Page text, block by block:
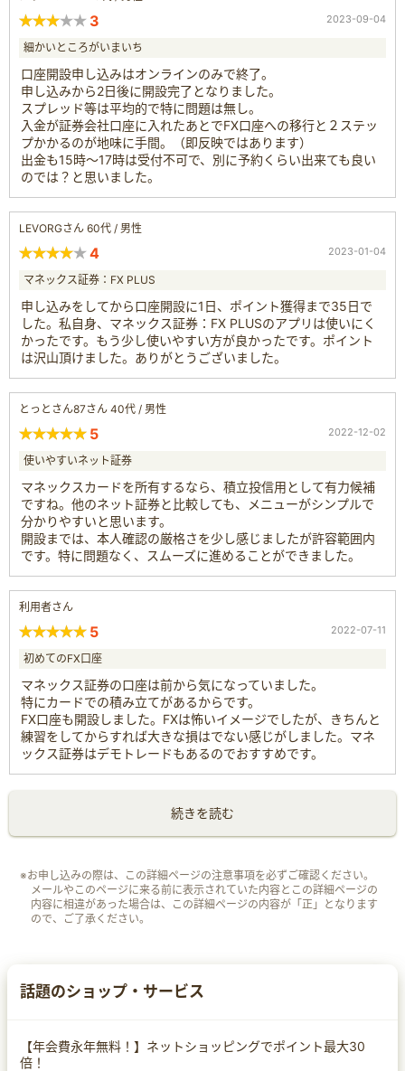
3 2023-09-04
細かいところがいまいち
口座開設申し込みはオンラインのみで終了。
申し込みから2日後に開設完了となりました。
スプレッド等は平均的で特に問題は無し。
入金が証券会社口座に入れたあとでFX口座への移行と２ステッ
プかかるのが地味に手間。（即反映ではあります）
出金も15時～17時は受付不可で、別に予約くらい出来ても良い
のでは？と思いました。
LEVORGさん 60代 / 男性
4 2023-01-04
マネックス証券：FX PLUS
申し込みをしてから口座開設に1日、ポイント獲得まで35日で
した。私自身、マネックス証券：FX PLUSのアプリは使いにく
かったです。もう少し使いやすい方が良かったです。ポイント
は沢山頂けました。ありがとうございました。
とっとさん87さん 40代 / 男性
5 2022-12-02
使いやすいネット証券
マネックスカードを所有するなら、積立投信用として有力候補
ですね。他のネット証券と比較しても、メニューがシンプルで
分かりやすいと思います。
開設までは、本人確認の厳格さを少し感じましたが許容範囲内
です。特に問題なく、スムーズに進めることができました。
利用者さん
5 2022-07-11
初めてのFX口座
マネックス証券の口座は前から気になっていました。
特にカードでの積み立てがあるからです。
FX口座も開設しました。FXは怖いイメージでしたが、きちんと
練習をしてからすれば大きな損はでない感じがしました。マネ
ックス証券はデモトレードもあるのでおすすめです。
続きを読む
※お申し込みの際は、この詳細ページの注意事項を必ずご確認ください。
メールやこのページに来る前に表示されていた内容とこの詳細ページの
内容に相違があった場合は、この詳細ページの内容が「正」となります
ので、ご了承ください。
話題のショップ・サービス
【年会費永年無料！】ネットショッピングでポイント最大30
倍！